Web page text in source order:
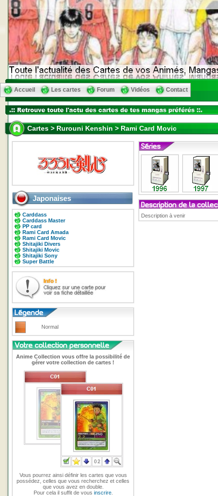
Accueil Les cartes Forum Vidéos Contact
Cartes > Rurouni Kenshin > Rami Card Movic
Japonaises
Carddass
Carddass Master
PP card
Rami Card Amada
Rami Card Movic
Shitajiki Divers
Shitajiki Movic
Shitajiki Sony
Super Battle
Normal
Anime Collection vous offre la possibilité de
gérer votre collection de cartes !
Vous pourrez ainsi définir les cartes que vous
possédez, celles que vous recherchez et celles
que vous avez en double.
Pour cela il suffit de vous inscrire.
Description à venir